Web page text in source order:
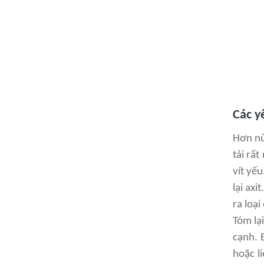
Các
Hơn
tải rất
vít
lại
ra loại
Tóm
cạnh.
hoặc